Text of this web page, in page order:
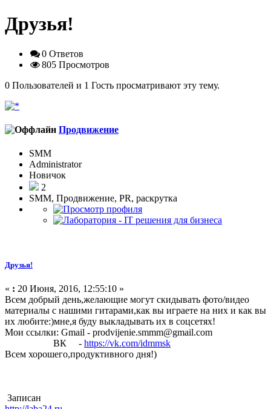
Друзья!
0 Ответов
805 Просмотров
0 Пользователей и 1 Гость просматривают эту тему.
Продвижение
SMM
Administrator
Новичок
2
SMM, Продвижение, PR, раскрутка
Друзья!
« : 20 Июня, 2016, 12:55:10 »
Всем добрый день,желающие могут скидывать фото/видео
материалы c нашими гитарами,как вы играете на них и как вы
их любите:)мне,я буду выкладывать их в соцсетях!
Мои ссылки: Gmail - prodvijenie.smmm@gmail.com
ВК - https://vk.com/idmmsk
Всем хорошего,продуктивного дня!)
Записан